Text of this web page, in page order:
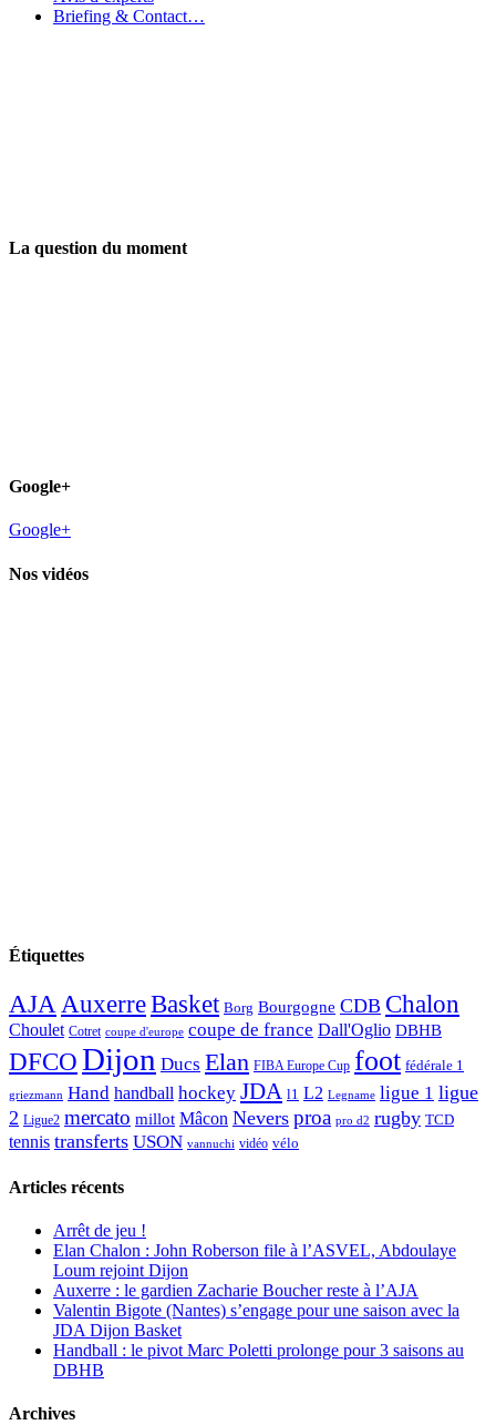
Briefing & Contact…
La question du moment
Google+
Google+
Nos vidéos
Étiquettes
AJAAuxerreBasket Borg Bourgogne CDB Chalon
Choulet Cotret coupe d'europe coupe de france Dall'Oglio DBHB
DFCODijon Ducs Elan FIBA Europe Cup foot fédérale 1
griezmann Hand handball hockey JDA l1 L2 Legname ligue 1 ligue
2 Ligue2 mercato millot Mâcon Nevers proa pro d2 rugby TCD
tennis transferts USON vannuchi vidéo vélo
Articles récents
Arrêt de jeu !
Elan Chalon : John Roberson file à l’ASVEL, Abdoulaye
Loum rejoint Dijon
Auxerre : le gardien Zacharie Boucher reste à l’AJA
Valentin Bigote (Nantes) s’engage pour une saison avec la
JDA Dijon Basket
Handball : le pivot Marc Poletti prolonge pour 3 saisons au
DBHB
Archives